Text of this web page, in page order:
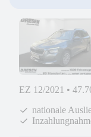
EZ 12/2021 •
nationale